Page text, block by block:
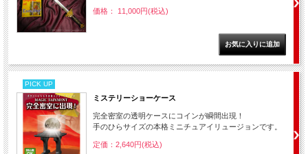
価格： 11,000円(税込)
PICK UP
ミステリーショーケース
完全密室の透明ケースにコインが瞬間出現！
手のひらサイズの本格ミニチュアイリュージョンです。
定価：2,640円(税込)